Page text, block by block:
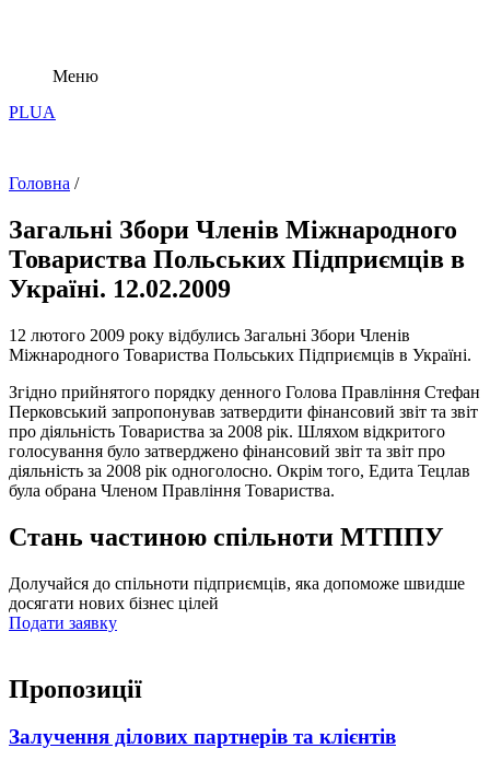
Меню
PLUA
Головна /
Загальні Збори Членів Міжнародного
Товариства Польських Підприємців в
Україні. 12.02.2009
12 лютого 2009 року відбулись Загальні Збори Членів
Міжнародного Товариства Польських Підприємців в Україні.
Згідно прийнятого порядку денного Голова Правління Стефан
Перковський запропонував затвердити фінансовий звіт та звіт
про діяльність Товариства за 2008 рік. Шляхом відкритого
голосування було затверджено фінансовий звіт та звіт про
діяльність за 2008 рік одноголосно. Окрім того, Едита Тецлав
була обрана Членом Правління Товариства.
Стань частиною спільноти МТППУ
Долучайся до спільноти підприємців, яка допоможе швидше
досягати нових бізнес цілей
Подати заявку
Пропозиції
Залучення ділових партнерів та клієнтів